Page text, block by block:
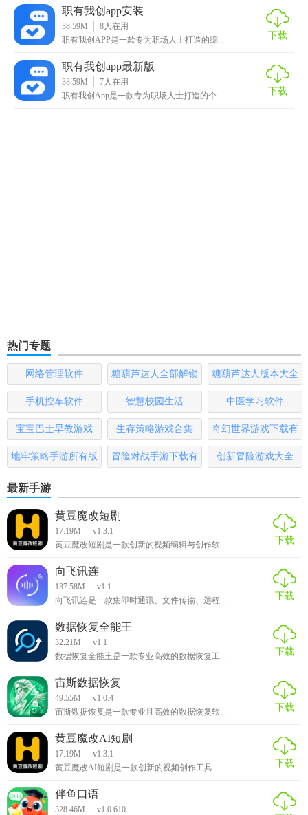
职有我创app安装
38.59M 8人在用
职有我创APP是一款专为职场人士打造的综...
下载
职有我创app最新版
38.59M 7人在用
职有我创App是一款专为职场人士打造的个...
下载
热门专题
网络管理软件
糖葫芦达人全部解锁
版
糖葫芦达人版本大全
手机控车软件 智慧校园生活 中医学习软件
宝宝巴士早教游戏 生存策略游戏合集
奇幻世界游戏下载有
哪些
地牢策略手游所有版
冒险对战手游下载有
创新冒险游戏大全
最新手游
黄豆魔改短剧
17.19M
v1.3.1
黄豆魔改短剧是一款创新的视频编辑与创作软...
下载
向飞讯连
137.58M
v1.1
向飞讯连是一款集即时通讯、文件传输、远程...
下载
数据恢复全能王
32.21M
v1.1
数据恢复全能王是一款专业高效的数据恢复工...
下载
宙斯数据恢复
49.55M
v1.0.4
宙斯数据恢复是一款专业且高效的数据恢复软...
下载
黄豆魔改AI短剧
17.19M
v1.3.1
黄豆魔改AI短剧是一款创新的视频创作工具...
下载
伴鱼口语
328.46M v1.0.610